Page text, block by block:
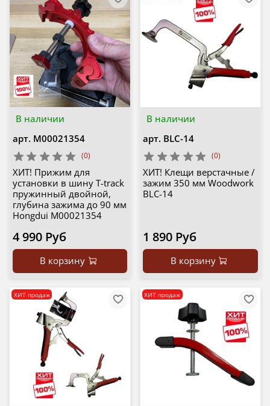
В наличии
арт. М00021354
(0)
ХИТ! Прижим для
установки в шину T-track
пружинный двойной,
глубина зажима до 90 мм
Hongdui М00021354
4 990 Руб
В корзину
В наличии
арт. BLC-14
(0)
ХИТ! Клещи верстачные /
зажим 350 мм Woodwork
BLC-14
1 890 Руб
В корзину
ХИТ продаж ХИТ продаж